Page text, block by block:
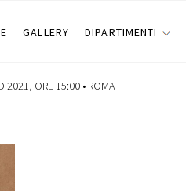
GALLERY DIPARTIMENTI
2021, ORE 15:00 • ROMA